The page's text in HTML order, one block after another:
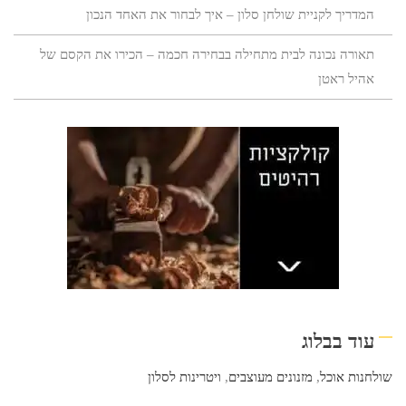
המדריך לקניית שולחן סלון – איך לבחור את האחד הנכון
תאורה נכונה לבית מתחילה בבחירה חכמה – הכירו את הקסם של
אהיל ראטן
עוד בבלוג
שולחנות אוכל, מזנונים מעוצבים, ויטרינות לסלון